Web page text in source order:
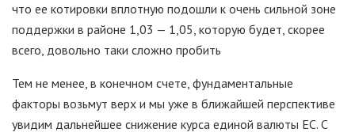
что ее котировки вплотную подошли к очень сильной зоне
поддержки в районе 1,03 — 1,05, которую будет, скорее
всего, довольно таки сложно пробить
Тем не менее, в конечном счете, фундаментальные
факторы возьмут верх и мы уже в ближайшей перспективе
увидим дальнейшее снижение курса единой валюты ЕС. С